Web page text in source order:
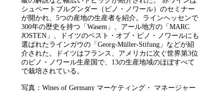
シュペートブルグンダー（ピノ・ノワール）のセミナー
が開かれ、5つの産地の生産者を紹介。ラインヘッセンで
300年の歴史を持つ「Wasem」、アール地方の「MARC
JOSTEN」、ドイツのベスト・オブ・ピノ・ノワールにも
選ばれたラインガウの「Georg-Müller-Stifung」などが紹
介された。ドイツはフランス、アメリカに次ぐ世界第3位
のピノ・ノワール生産国で、13の生産地域のほぼすべて
で栽培されている。
写真：Wines of Germany マーケティング・ マネージャー